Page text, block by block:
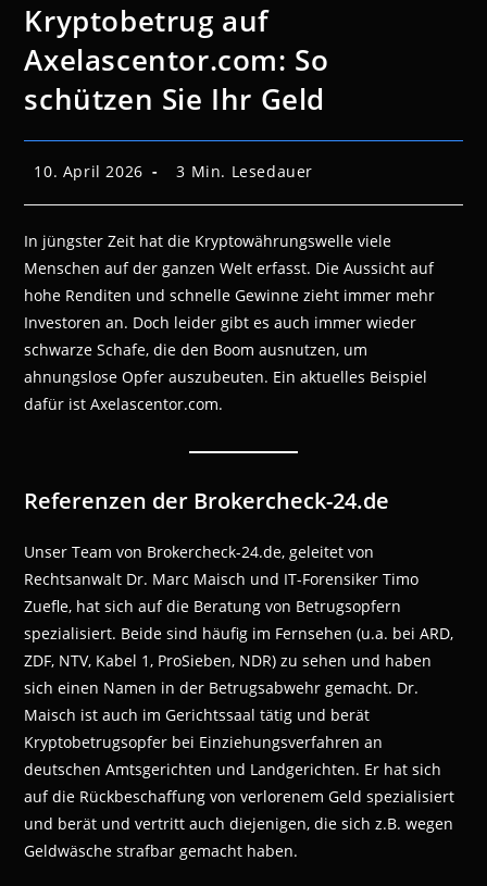
Kryptobetrug auf
Axelascentor.com: So
schützen Sie Ihr Geld
Beitrag
10. April 2026 Lesedauer:
3 Min. Lesedauer
In jüngster Zeit hat die Kryptowährungswelle viele
Menschen auf der ganzen Welt erfasst. Die Aussicht auf
hohe Renditen und schnelle Gewinne zieht immer mehr
Investoren an. Doch leider gibt es auch immer wieder
schwarze Schafe, die den Boom ausnutzen, um
ahnungslose Opfer auszubeuten. Ein aktuelles Beispiel
dafür ist Axelascentor.com.
Referenzen der Brokercheck-24.de
Unser Team von Brokercheck-24.de, geleitet von
Rechtsanwalt Dr. Marc Maisch und IT-Forensiker Timo
Zuefle, hat sich auf die Beratung von Betrugsopfern
spezialisiert. Beide sind häufig im Fernsehen (u.a. bei ARD,
ZDF, NTV, Kabel 1, ProSieben, NDR) zu sehen und haben
sich einen Namen in der Betrugsabwehr gemacht. Dr.
Maisch ist auch im Gerichtssaal tätig und berät
Kryptobetrugsopfer bei Einziehungsverfahren an
deutschen Amtsgerichten und Landgerichten. Er hat sich
auf die Rückbeschaffung von verlorenem Geld spezialisiert
und berät und vertritt auch diejenigen, die sich z.B. wegen
Geldwäsche strafbar gemacht haben.